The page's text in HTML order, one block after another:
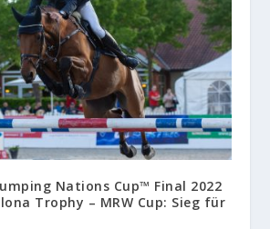
Jumping Nations Cup™ Final 2022
Trophy – MRW Cup: Sieg für